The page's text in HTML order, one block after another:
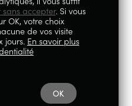
la société Geoby SRL, TVA
Elisabeth 5 à 4020 Liège.
|
Politique de
sans accepter. Si vous
OK, votre choix
de vos visite
jours. En savoir plus
OK